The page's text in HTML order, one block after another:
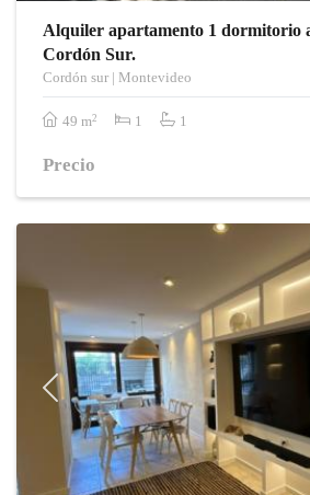
Alquiler apartamento 1 dormitorio
Cordón Sur.
Cordón sur | Montevideo
49 m2 1 1
Precio
Previous